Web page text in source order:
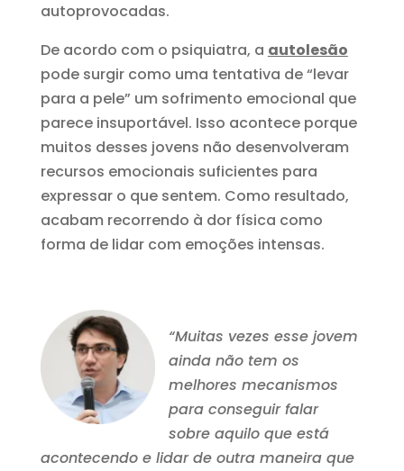
autoprovocadas.
De acordo com o psiquiatra, a autolesão
pode surgir como uma tentativa de “levar
para a pele” um sofrimento emocional que
parece insuportável. Isso acontece porque
muitos desses jovens não desenvolveram
recursos emocionais suficientes para
expressar o que sentem. Como resultado,
acabam recorrendo à dor física como
forma de lidar com emoções intensas.
“Muitas vezes esse jovem
ainda não tem os
melhores mecanismos
para conseguir falar
sobre aquilo que está
acontecendo e lidar de outra maneira que